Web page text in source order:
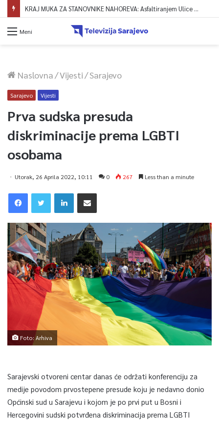
KRAJ MUKA ZA STANOVNIKE NAHOREVA: Asfaltiranjem Ulice Vranica brijeg spajaju se gornji i središnji dio naselja
Meni
Naslovna/Vijesti/Sarajevo
Sarajevo Vijesti
Prva sudska presuda
diskriminacije prema LGBTI
osobama
Utorak, 26 Aprila 2022, 10:11 0 267 Less than a minute
Foto: Arhiva
Sarajevski otvoreni centar danas će održati konferenciju za
medije povodom prvostepene presude koju je nedavno donio
Općinski sud u Sarajevu i kojom je po prvi put u Bosni i
Hercegovini sudski potvrđena diskriminacija prema LGBTI